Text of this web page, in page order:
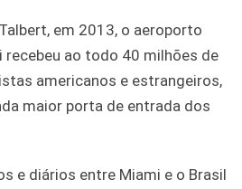
em 2013, o aeroporto
recebeu ao todo 40 milhões de
americanos e estrangeiros,
maior porta de entrada dos
e diários entre Miami e o Brasil